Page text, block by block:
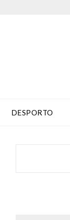
DESPORTO